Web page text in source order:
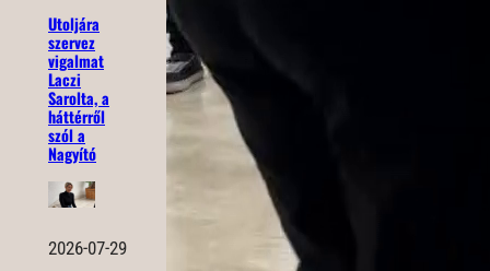
Utoljára
szervez
vigalmat
Laczi
Sarolta, a
háttérről
szól a
Nagyító
2026-07-29